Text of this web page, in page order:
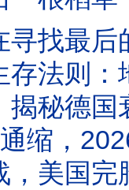
接盘侠！谁
下经济崛起，
逻辑！为什么自由经
济分化严重！为什
国受制于人！